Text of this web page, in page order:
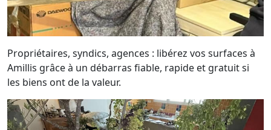
Propriétaires, syndics, agences : libérez vos surfaces à
Amillis grâce à un débarras fiable, rapide et gratuit si
les biens ont de la valeur.